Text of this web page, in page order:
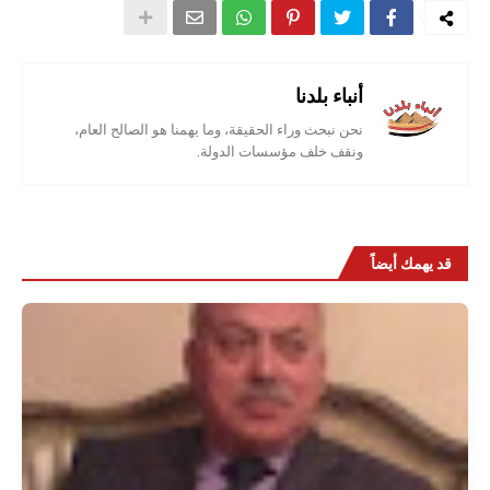
أنباء بلدنا
نحن نبحث وراء الحقيقة، وما يهمنا هو الصالح العام،
ونقف خلف مؤسسات الدولة.
قد يهمك أيضاً